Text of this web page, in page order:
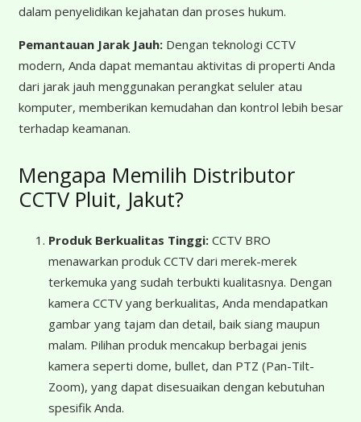
dalam penyelidikan kejahatan dan proses hukum.
Pemantauan Jarak Jauh:Dengan teknologi CCTV
modern, Anda dapat memantau aktivitas di properti Anda
dari jarak jauh menggunakan perangkat seluler atau
komputer, memberikan kemudahan dan kontrol lebih besar
terhadap keamanan.
Mengapa Memilih Distributor
CCTV Pluit, Jakut?
Produk Berkualitas Tinggi: CCTV BRO
menawarkan produk CCTV dari merek-merek
terkemuka yang sudah terbukti kualitasnya. Dengan
kamera CCTV yang berkualitas, Anda mendapatkan
gambar yang tajam dan detail, baik siang maupun
malam. Pilihan produk mencakup berbagai jenis
kamera seperti dome, bullet, dan PTZ (Pan-Tilt-
Zoom), yang dapat disesuaikan dengan kebutuhan
spesifik Anda.